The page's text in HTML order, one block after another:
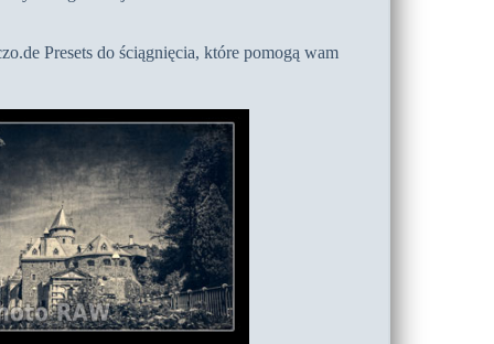
Presets do ściągnięcia, które pomogą wam